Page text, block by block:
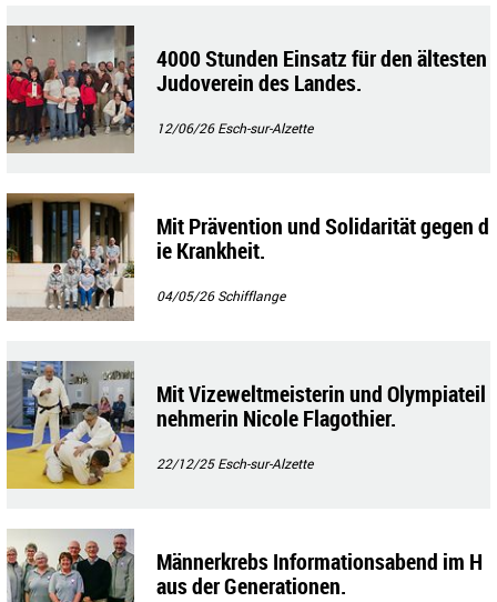
4000 Stunden Einsatz für den ältesten
Judoverein des Landes.
12/06/26Esch-sur-Alzette
Mit Prävention und Solidarität gegen d
ie Krankheit.
04/05/26Schifflange
Mit Vizeweltmeisterin und Olympiateil
nehmerin Nicole Flagothier.
22/12/25Esch-sur-Alzette
Männerkrebs Informationsabend im H
aus der Generationen.